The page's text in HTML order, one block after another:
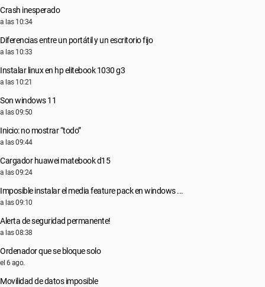
Crash inesperado
a las 10:34
Diferencias entre un portátil y un escritorio fijo
a las 10:33
Instalar linux en hp elitebook 1030 g3
a las 10:21
Son windows 11
a las 09:50
Inicio: no mostrar “todo”
a las 09:44
Cargador huawei matebook d15
a las 09:24
Imposible instalar el media feature pack en windows ...
a las 09:10
Alerta de seguridad permanente!
a las 08:38
Ordenador que se bloque solo
el 6 ago.
Movilidad de datos imposible